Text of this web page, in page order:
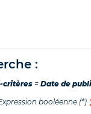
:
critères= Date de
booléenne (*)